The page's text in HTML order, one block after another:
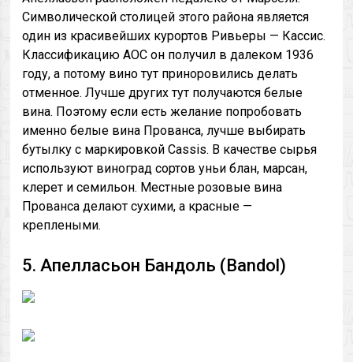
Символической столицей этого района является
один из красивейших курортов Ривьеры — Кассис.
Классификацию AOC он получил в далеком 1936
году, а потому вино тут приноровились делать
отменное. Лучше других тут получаются белые
вина. Поэтому если есть желание попробовать
именно белые вина Прованса, лучше выбирать
бутылку с маркировкой Cassis. В качестве сырья
используют виноград сортов уньи блан, марсан,
клерет и семильон. Местные розовые вина
Прованса делают сухими, а красные —
креплеными.
5. Апелласьон Бандоль (Bandol)